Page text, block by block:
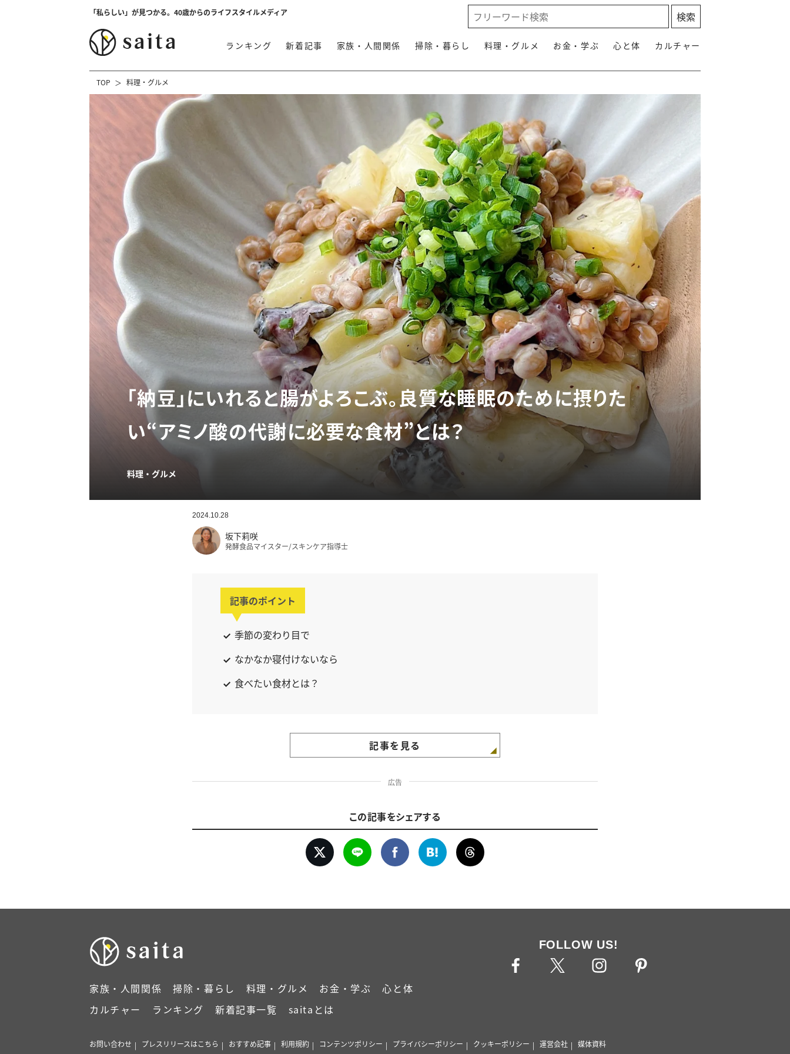
「私らしい」が見つかる。40歳からのライフスタイルメディア
ランキング 新着記事 家族・人間関係 掃除・暮らし 料理・グルメ お金・学ぶ 心と体 カルチャー
TOP 料理・グルメ
「納豆」にいれると腸がよろこぶ。良質な睡眠のために摂りた
い“アミノ酸の代謝に必要な食材”とは？
料理・グルメ
2024.10.28
坂下莉咲
発酵食品マイスター/スキンケア指導士
記事のポイント
季節の変わり目で
なかなか寝付けないなら
食べたい食材とは？
記事を見る
広告
この記事をシェアする
家族・人間関係 掃除・暮らし 料理・グルメ お金・学ぶ
心と体
カルチャー
ランキング 新着記事一覧 saitaとは
FOLLOW US!
お問い合わせ プレスリリースはこちら おすすめ記事 利用規約 コンテンツポリシー プライバシーポリシー クッキーポリシー 運営会社 媒体資料